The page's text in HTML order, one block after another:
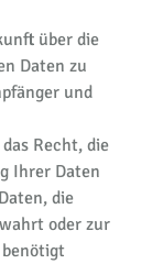
über die
Daten zu
und
Recht, die
Ihrer Daten
die
oder zur